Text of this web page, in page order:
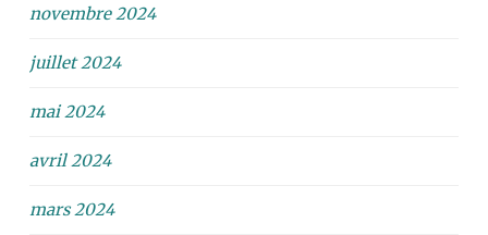
novembre 2024
juillet 2024
mai 2024
avril 2024
mars 2024